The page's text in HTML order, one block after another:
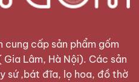
cung cấp sản phẩm gốm
Lâm, Hà Nội). Các sản
sứ ,bát đĩa, lọ hoa, đồ thờ